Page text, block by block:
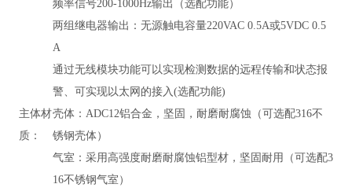
频率信号200-1000Hz输出（选配功能）
两组继电器输出：无源触电容量220VAC 0.5A或5VDC 0.5
A
通过无线模块功能可以实现检测数据的远程传输和状态报
警、可实现以太网的接入(选配功能)
主体材
质：
壳体：ADC12铝合金，坚固，耐磨耐腐蚀（可选配316不
锈钢壳体）
气室：采用高强度耐磨耐腐蚀铝型材，坚固耐用（可选配3
16不锈钢气室）